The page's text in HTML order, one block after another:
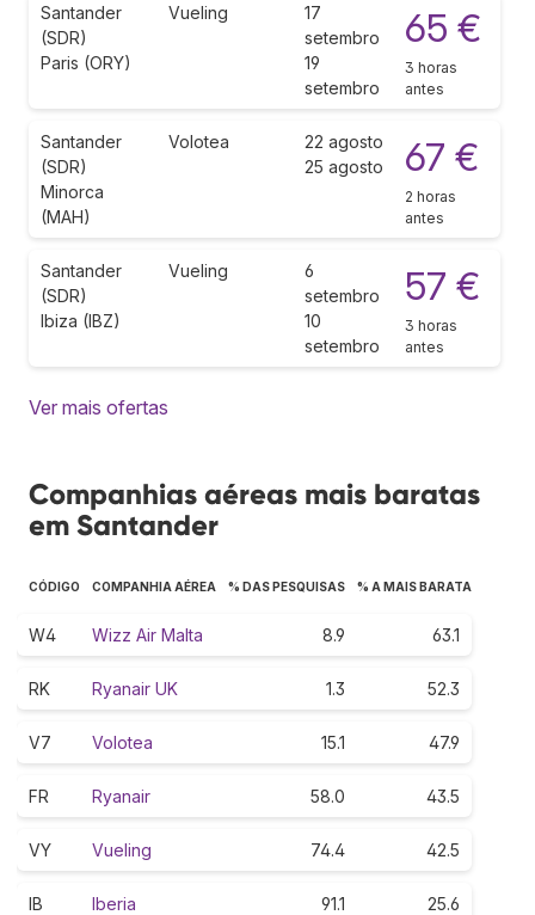
Santander
(SDR)
Paris (ORY)
Vueling
17
setembro
19
setembro
65 €
3 horas
antes
Santander
(SDR)
Minorca
(MAH)
Volotea
22 agosto
25 agosto
67 €
2 horas
antes
Santander
(SDR)
Ibiza (IBZ)
Vueling
6
setembro
10
setembro
57 €
3 horas
antes
Ver mais ofertas
Companhias aéreas mais baratas
em Santander
CÓDIGO COMPANHIA AÉREA % DAS PESQUISAS % A MAIS BARATA
W4 Wizz Air Malta 8.9 63.1
RK Ryanair UK 1.3 52.3
V7 Volotea 15.1 47.9
FR Ryanair 58.0 43.5
VY Vueling 74.4 42.5
IB Iberia 91.1 25.6